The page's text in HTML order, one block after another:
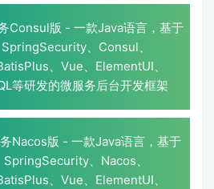
Consul版 - 一款Java语言，基于
、Consul、
、Vue、ElementUI、
等研发的微服务后台开发框架
Nacos版 - 一款Java语言，基于
、Nacos、
、Vue、ElementUI、